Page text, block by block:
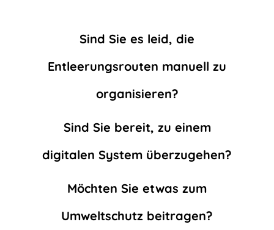
Sind Sie es leid, die
Entleerungsrouten manuell zu
organisieren?
Sind Sie bereit, zu einem
digitalen System überzugehen?
Möchten Sie etwas zum
Umweltschutz beitragen?